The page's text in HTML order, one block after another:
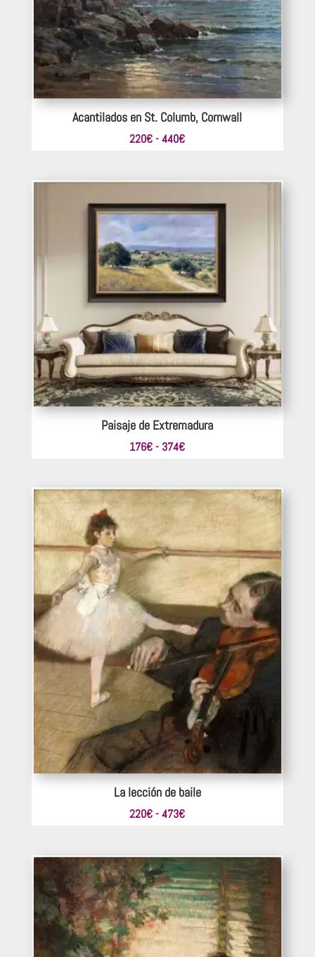
Acantilados en St. Columb, Cornwall
220€ - 440€Rango
220€
hasta
440€
Paisaje de Extremadura
176€ - 374€Rango
desde
176€
hasta
374€
La lección de baile
220€ - 473€Rango
desde
220€
hasta
473€